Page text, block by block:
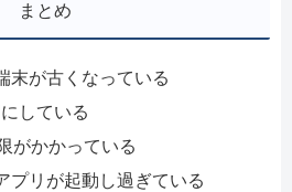
まとめ
末が古くなっている
している
がかかっている
プリが起動し過ぎている